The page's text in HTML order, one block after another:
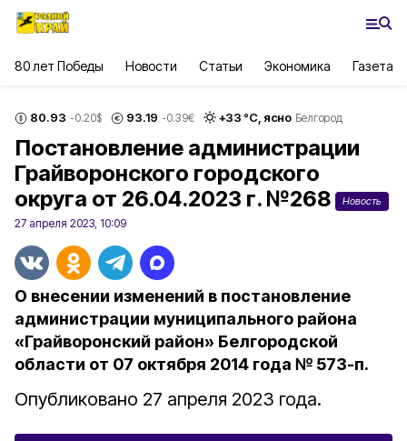
80 лет Победы Новости Статьи Экономика Газета
80.93 -0.20$ 93.19 -0.39€ +33 °С, ясно Белгород
Постановление администрации
Грайворонского городского
округа от 26.04.2023 г. №268
Новость
27 апреля 2023, 10:09
О внесении изменений в постановление
администрации муниципального района
«Грайворонский район» Белгородской
области от 07 октября 2014 года № 573-п.
Опубликовано 27 апреля 2023 года.